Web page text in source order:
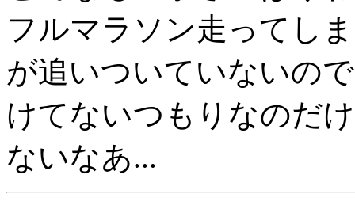
フルマラソン走ってし
が追いついていないの
けてないつもりなのだ
ないなあ...